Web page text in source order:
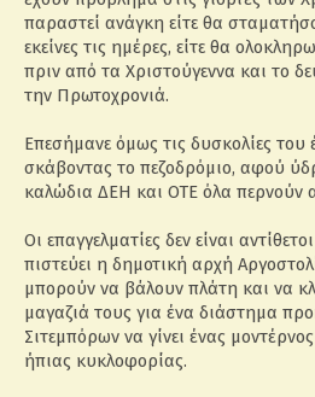
παραστεί ανάγκη είτε θα
εκείνες τις ημέρες, είτε θα
πριν από τα Χριστούγεννα και το
την Πρωτοχρονιά.
Επεσήμανε όμως τις δυσκολίες του
σκάβοντας το πεζοδρόμιο, αφού
καλώδια ΔΕΗ και ΟΤΕ όλα περνούν
Οι επαγγελματίες δεν είναι
πιστεύει η δημοτική αρχή
μπορούν να βάλουν πλάτη και να
μαγαζιά τους για ένα διάστημα
Σιτεμπόρων να γίνει ένας
ήπιας κυκλοφορίας.